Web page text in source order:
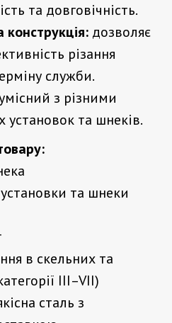
та довговічність.
дозволяє
різання
служби.
з різними
та шнеків.
та шнеки
в скельних та
III–VII)
сталь з